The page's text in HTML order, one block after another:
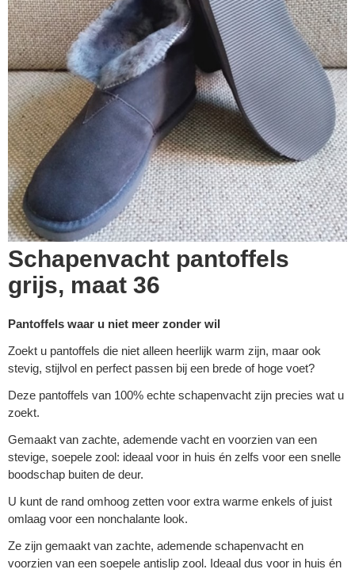
Schapenvacht pantoffels
grijs, maat 36
Pantoffels waar u niet meer zonder wil
Zoekt u pantoffels die niet alleen heerlijk warm zijn, maar ook
stevig, stijlvol en perfect passen bij een brede of hoge voet?
Deze pantoffels van 100% echte schapenvacht zijn precies wat u
zoekt.
Gemaakt van zachte, ademende vacht en voorzien van een
stevige, soepele zool: ideaal voor in huis én zelfs voor een snelle
boodschap buiten de deur.
U kunt de rand omhoog zetten voor extra warme enkels of juist
omlaag voor een nonchalante look.
Ze zijn gemaakt van zachte, ademende schapenvacht en
voorzien van een soepele antislip zool. Ideaal dus voor in huis én